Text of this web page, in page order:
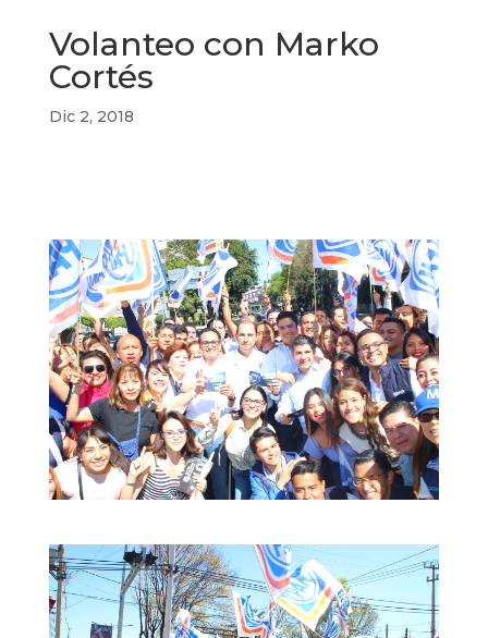
Volanteo con Marko
Cortés
Dic 2, 2018